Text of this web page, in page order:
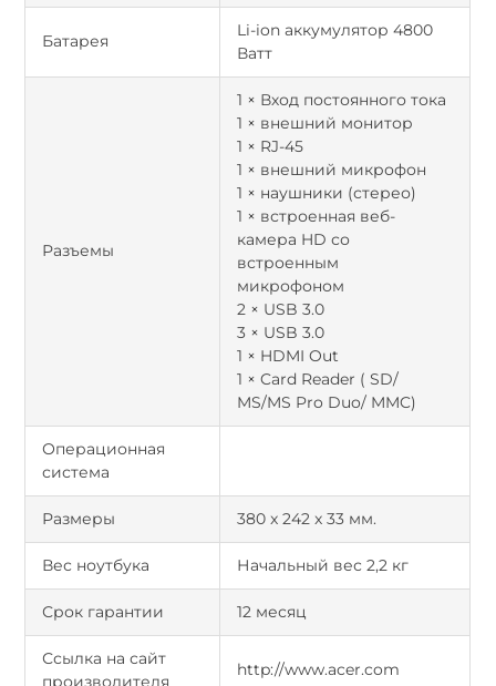
Батарея
Li-ion аккумулятор 4800
Ватт
Разъемы
1 × Вход постоянного тока
1 × внешний монитор
1 × RJ-45
1 × внешний микрофон
1 × наушники (стерео)
1 × встроенная веб-
камера HD со
встроенным
микрофоном
2 × USB 3.0
3 × USB 3.0
1 × HDMI Out
1 × Card Reader ( SD/
MS/MS Pro Duo/ MMC)
Операционная
система
Размеры 380 x 242 x 33 мм.
Вес ноутбука Начальный вес 2,2 кг
Срок гарантии 12 месяц
Ссылка на сайт
производителя
http://www.acer.com